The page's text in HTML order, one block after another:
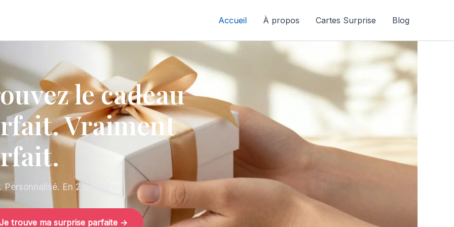
Accueil À propos Cartes Surprise Blog
le cadeau
Vraiment
Personnalisé. En 2 minutes.
trouve ma surprise parfaite →